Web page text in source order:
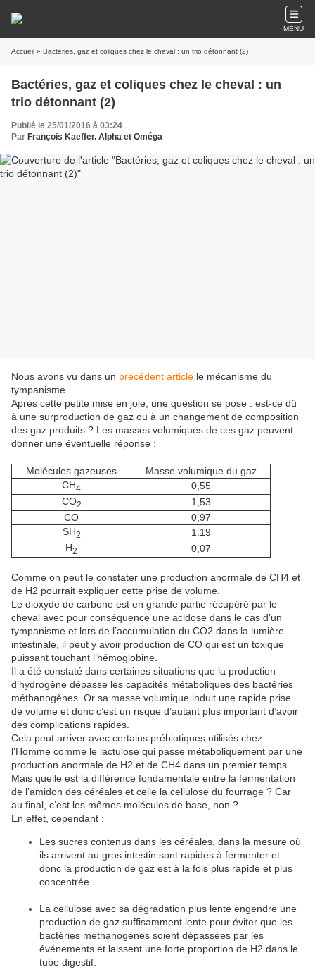
MENU
Accueil » Bactéries, gaz et coliques chez le cheval : un trio détonnant (2)
Bactéries, gaz et coliques chez le cheval : un
trio détonnant (2)
Publié le 25/01/2016 à 03:24
Par François Kaeffer. Alpha et Oméga
Nous avons vu dans un précédent article le mécanisme du
tympanisme.
Après cette petite mise en joie, une question se pose : est-ce dû
à une surproduction de gaz ou à un changement de composition
des gaz produits ? Les masses volumiques de ces gaz peuvent
donner une éventuelle réponse :
Molécules gazeuses
Masse volumique du gaz
CH4
0,55
CO2
1,53
CO
0,97
SH2
1.19
H2 0,07
Comme on peut le constater une production anormale de CH4 et
de H2 pourrait expliquer cette prise de volume.
Le dioxyde de carbone est en grande partie récupéré par le
cheval avec pour conséquence une acidose dans le cas d’un
tympanisme et lors de l’accumulation du CO2 dans la lumière
intestinale, il peut y avoir production de CO qui est un toxique
puissant touchant l’hémoglobine.
Il a été constaté dans certaines situations que la production
d’hydrogène dépasse les capacités métaboliques des bactéries
méthanogènes. Or sa masse volumique induit une rapide prise
de volume et donc c’est un risque d’autant plus important d’avoir
des complications rapides.
Cela peut arriver avec certains prébiotiques utilisés chez
l’Homme comme le lactulose qui passe métaboliquement par une
production anormale de H2 et de CH4 dans un premier temps.
Mais quelle est la différence fondamentale entre la fermentation
de l’amidon des céréales et celle la cellulose du fourrage ? Car
au final, c’est les mêmes molécules de base, non ?
En effet, cependant :
Les sucres contenus dans les céréales, dans la mesure où
ils arrivent au gros intestin sont rapides à fermenter et
donc la production de gaz est à la fois plus rapide et plus
concentrée.
La cellulose avec sa dégradation plus lente engendre une
production de gaz suffisamment lente pour éviter que les
bactéries méthanogènes soient dépassées par les
événements et laissent une forte proportion de H2 dans le
tube digestif.